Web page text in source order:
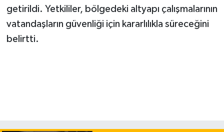
getirildi. Yetkililer, bölgedeki altyapı çalışmalarının
vatandaşların güvenliği için kararlılıkla süreceğini
belirtti.